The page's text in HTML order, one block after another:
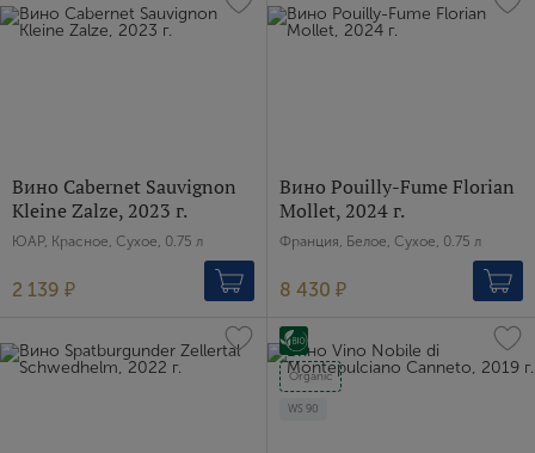
Вино Cabernet Sauvignon
Kleine Zalze, 2023 г.
ЮАР, Красное, Сухое, 0.75 л
2 139 ₽
Вино Pouilly-Fume Florian
Mollet, 2024 г.
Франция, Белое, Сухое, 0.75 л
8 430 ₽
Organic
WS 90